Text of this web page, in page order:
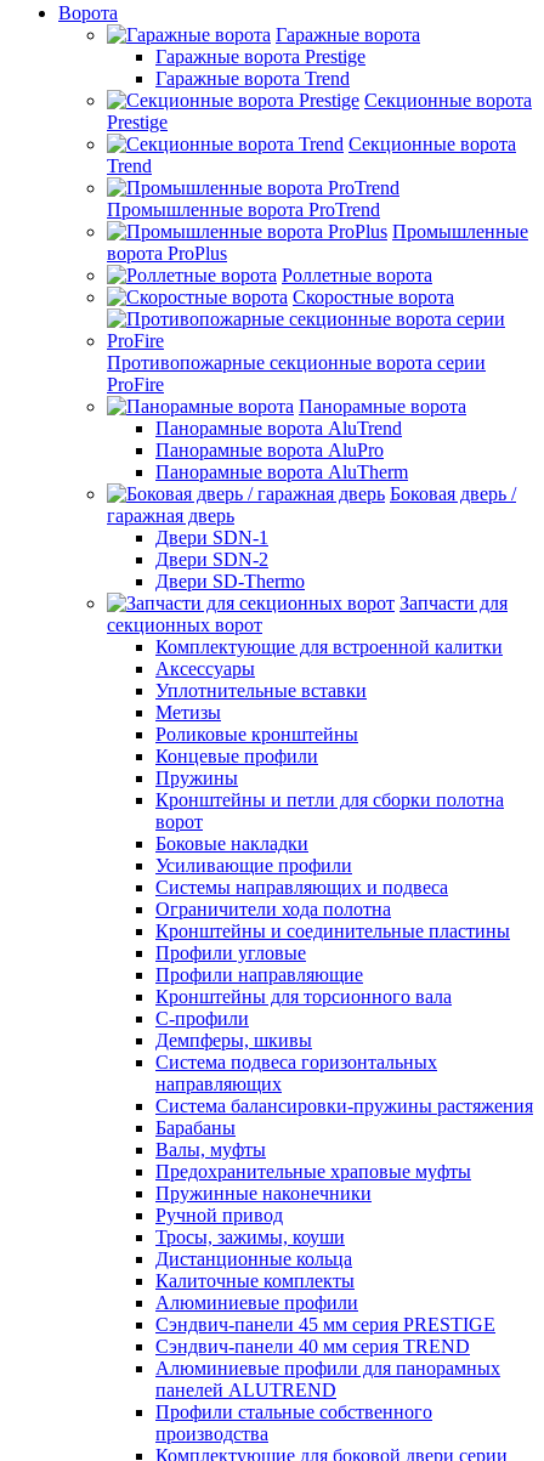
Ворота
Гаражные ворота
Гаражные ворота Prestige
Гаражные ворота Trend
Секционные ворота
Prestige
Секционные ворота
Trend
Промышленные ворота ProTrend
Промышленные
ворота ProPlus
Роллетные ворота
Скоростные ворота
Противопожарные секционные ворота серии
ProFire
Панорамные ворота
Панорамные ворота AluTrend
Панорамные ворота AluPro
Панорамные ворота AluTherm
Боковая дверь /
гаражная дверь
Двери SDN-1
Двери SDN-2
Двери SD-Thermo
Запчасти для
секционных ворот
Комплектующие для встроенной калитки
Аксессуары
Уплотнительные вставки
Метизы
Роликовые кронштейны
Концевые профили
Пружины
Кронштейны и петли для сборки полотна
ворот
Боковые накладки
Усиливающие профили
Системы направляющих и подвеса
Ограничители хода полотна
Кронштейны и соединительные пластины
Профили угловые
Профили направляющие
Кронштейны для торсионного вала
С-профили
Демпферы, шкивы
Система подвеса горизонтальных
направляющих
Система балансировки-пружины растяжения
Барабаны
Валы, муфты
Предохранительные храповые муфты
Пружинные наконечники
Ручной привод
Тросы, зажимы, коуши
Дистанционные кольца
Калиточные комплекты
Алюминиевые профили
Сэндвич-панели 45 мм серия PRESTIGE
Сэндвич-панели 40 мм серия TREND
Алюминиевые профили для панорамных
панелей ALUTREND
Профили стальные собственного
производства
Комплектующие для боковой двери серии